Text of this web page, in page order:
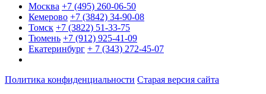
Москва +7 (495) 260-06-50
Кемерово +7 (3842) 34-90-08
Томск +7 (3822) 51-33-75
Тюмень +7 (912) 925-41-09
Екатеринбург + 7 (343) 272-45-07
Политика конфиденциальности Старая версия сайта